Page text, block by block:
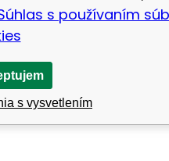
s používaním
s vysvetlením